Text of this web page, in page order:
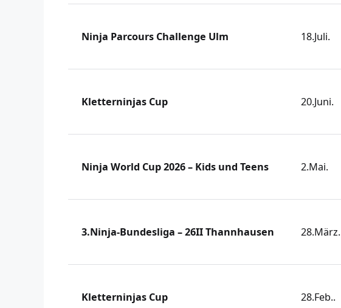
Ninja Parcours Challenge Ulm 18.Juli.
Kletterninjas Cup 20.Juni.
Ninja World Cup 2026 – Kids und Teens 2.Mai.
3.Ninja-Bundesliga – 26II Thannhausen 28.März.
Kletterninjas Cup 28.Feb..